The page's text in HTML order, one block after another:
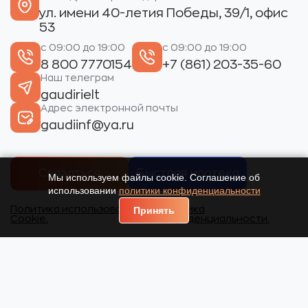
ул. имени 40-летия Победы, 39/1, офис
53
с 09:00 до 19:00
8 800 7770154
с 09:00 до 19:00
+7 (861) 203-35-60
Наш телеграм
gaudirielt
Адрес электронной почты
gaudiinf@ya.ru
Связаться Быстрая ипотека
Политика использования
Cookie.
Политика
конфиденциальности.
Мы используем файлы cookie. Соглашение об
использовании политики конфиденциальности
Принять